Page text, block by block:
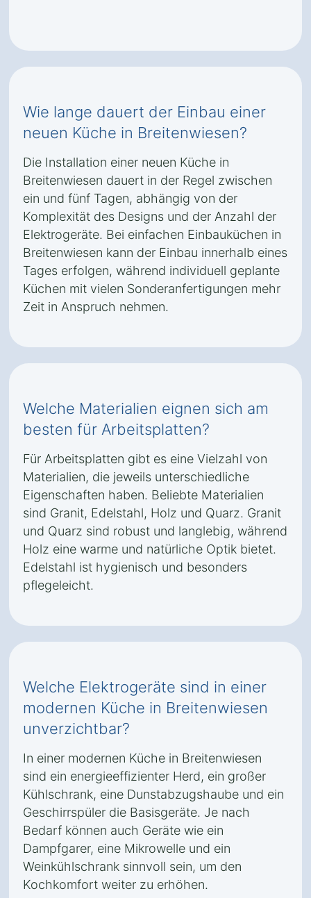
Wie lange dauert der Einbau einer
neuen Küche in Breitenwiesen?
Die Installation einer neuen Küche in
Breitenwiesen dauert in der Regel zwischen
ein und fünf Tagen, abhängig von der
Komplexität des Designs und der Anzahl der
Elektrogeräte. Bei einfachen Einbauküchen in
Breitenwiesen kann der Einbau innerhalb eines
Tages erfolgen, während individuell geplante
Küchen mit vielen Sonderanfertigungen mehr
Zeit in Anspruch nehmen.
Welche Materialien eignen sich am
besten für Arbeitsplatten?
Für Arbeitsplatten gibt es eine Vielzahl von
Materialien, die jeweils unterschiedliche
Eigenschaften haben. Beliebte Materialien
sind Granit, Edelstahl, Holz und Quarz. Granit
und Quarz sind robust und langlebig, während
Holz eine warme und natürliche Optik bietet.
Edelstahl ist hygienisch und besonders
pflegeleicht.
Welche Elektrogeräte sind in einer
modernen Küche in Breitenwiesen
unverzichtbar?
In einer modernen Küche in Breitenwiesen
sind ein energieeffizienter Herd, ein großer
Kühlschrank, eine Dunstabzugshaube und ein
Geschirrspüler die Basisgeräte. Je nach
Bedarf können auch Geräte wie ein
Dampfgarer, eine Mikrowelle und ein
Weinkühlschrank sinnvoll sein, um den
Kochkomfort weiter zu erhöhen.